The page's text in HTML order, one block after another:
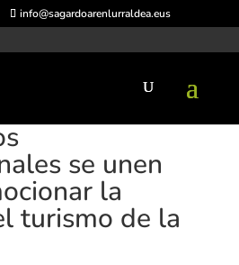
info@sagardoarenlurraldea.eus
se unen
la
turismo de la